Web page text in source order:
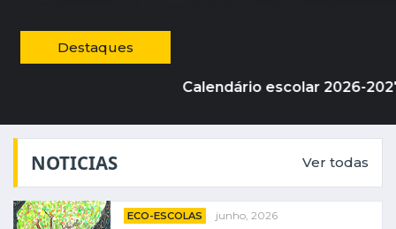
Destaques
Calendário escolar 2026-2027
NOTICIAS Ver todas
ECO-ESCOLAS junho, 2026